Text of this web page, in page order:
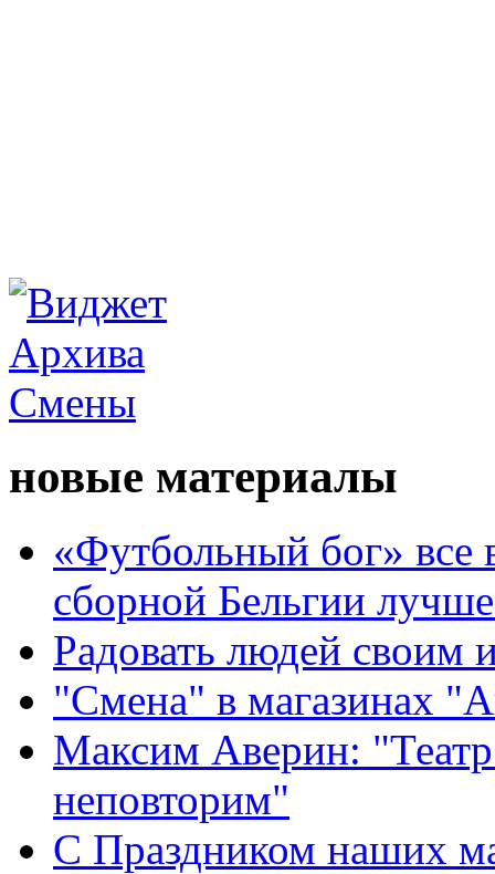
новые материалы
«Футбольный бог» все
сборной Бельгии
Радовать людей своим
"Смена" в магазинах
Максим Аверин:
неповторим"
С Праздником наших